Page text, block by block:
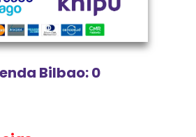
Bilbao: 0